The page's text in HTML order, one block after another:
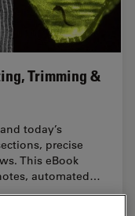
Trimming &
today’s
precise
This eBook
automated…